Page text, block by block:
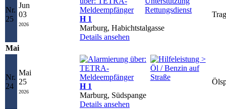
Nr.
25
Jun
03
2026
H 1
Marburg, Habichtstalgasse
Details ansehen
Mai
Nr.
24
Mai
25
2026
H 1
Marburg, Südspange
Details ansehen